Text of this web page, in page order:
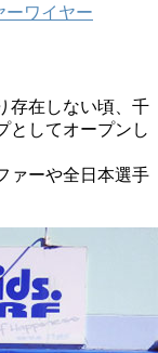
ーワイヤー
存在しない頃、千
としてオープンし
ァーや全日本選手